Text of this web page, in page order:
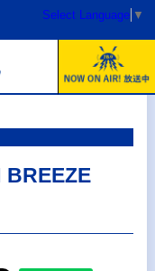
Select Language ▼
BREEZE